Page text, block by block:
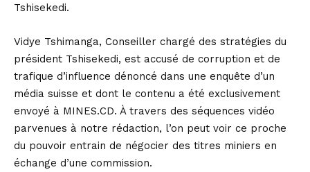
Tshisekedi.
Vidye Tshimanga, Conseiller chargé des stratégies du
président Tshisekedi, est accusé de corruption et de
trafique d’influence dénoncé dans une enquête d’un
média suisse et dont le contenu a été exclusivement
envoyé à MINES.CD. À travers des séquences vidéo
parvenues à notre rédaction, l’on peut voir ce proche
du pouvoir entrain de négocier des titres miniers en
échange d’une commission.